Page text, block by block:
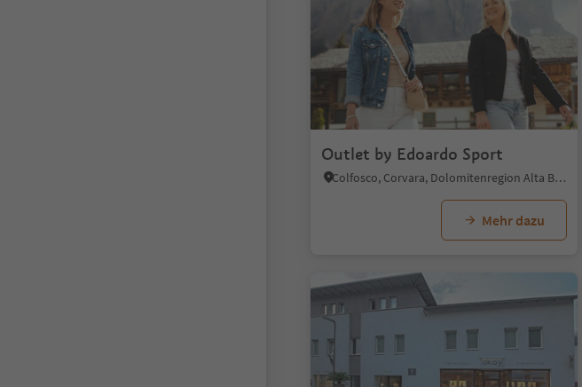
Outlet by Edoardo Sport
Colfosco, Corvara, Dolomitenregion Alta Badia
Mehr dazu